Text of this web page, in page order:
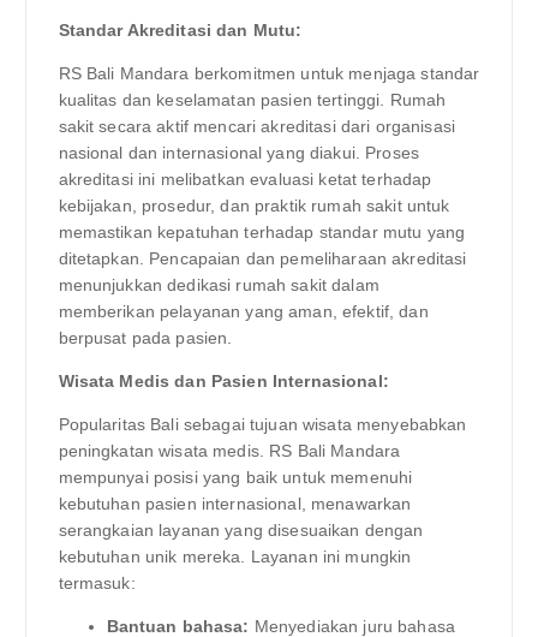
Standar Akreditasi dan Mutu:
RS Bali Mandara berkomitmen untuk menjaga standar
kualitas dan keselamatan pasien tertinggi. Rumah
sakit secara aktif mencari akreditasi dari organisasi
nasional dan internasional yang diakui. Proses
akreditasi ini melibatkan evaluasi ketat terhadap
kebijakan, prosedur, dan praktik rumah sakit untuk
memastikan kepatuhan terhadap standar mutu yang
ditetapkan. Pencapaian dan pemeliharaan akreditasi
menunjukkan dedikasi rumah sakit dalam
memberikan pelayanan yang aman, efektif, dan
berpusat pada pasien.
Wisata Medis dan Pasien Internasional:
Popularitas Bali sebagai tujuan wisata menyebabkan
peningkatan wisata medis. RS Bali Mandara
mempunyai posisi yang baik untuk memenuhi
kebutuhan pasien internasional, menawarkan
serangkaian layanan yang disesuaikan dengan
kebutuhan unik mereka. Layanan ini mungkin
termasuk:
Bantuan bahasa: Menyediakan juru bahasa